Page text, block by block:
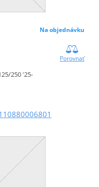
Na objednávku
Porovnať
250 '25-